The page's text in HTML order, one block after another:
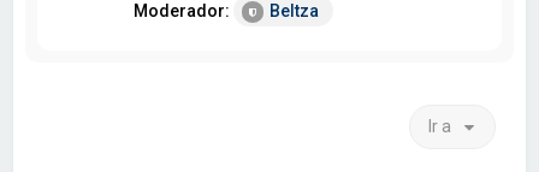
Moderador: Beltza
Ir a